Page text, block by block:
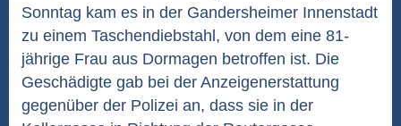
Sonntag kam es in der Gandersheimer Innenstadt
zu einem Taschendiebstahl, von dem eine 81-
jährige Frau aus Dormagen betroffen ist. Die
Geschädigte gab bei der Anzeigenerstattung
gegenüber der Polizei an, dass sie in der